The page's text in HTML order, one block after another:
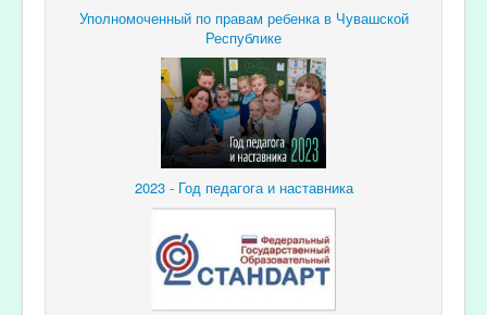
Уполномоченный по правам ребенка в Чувашской
Республике
2023 - Год педагога и наставника